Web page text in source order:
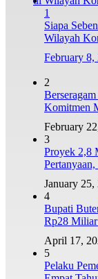
1
Siapa
Wilayah
February 8,
2
Komitmen
February
3
Proyek 2,8
January 25,
4
Bupati
Rp28 Miliar
April 17,
5
Pelaku